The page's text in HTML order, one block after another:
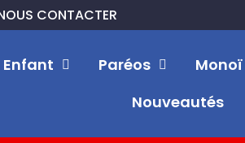
CONTACTER
Enfant Paréos Monoï
Nouveautés